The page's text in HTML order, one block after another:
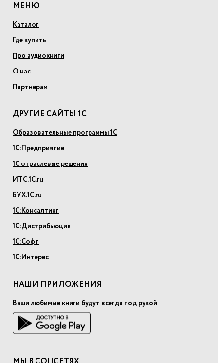
МЕНЮ
Каталог
Где купить
Про аудиокниги
О нас
Партнерам
ДРУГИЕ САЙТЫ 1С
Образовательные программы 1С
1С:Предприятие
1С отраслевые решения
ИТС.1С.ru
БУХ.1С.ru
1С:Консалтинг
1С:Дистрибьюция
1С:Софт
1С:Интерес
НАШИ ПРИЛОЖЕНИЯ
Ваши любимые книги будут всегда под рукой